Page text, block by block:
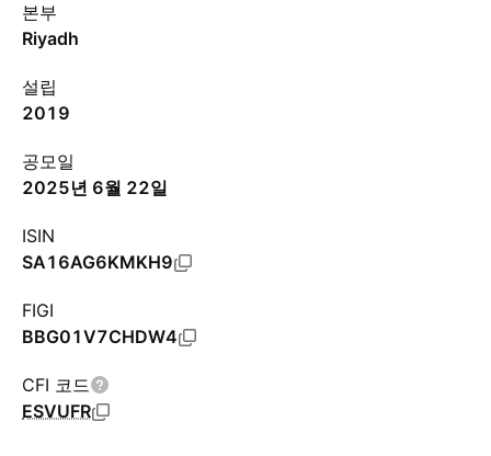
본부
Riyadh
설립
2019
공모일
2025년 6월 22일
ISIN
SA16AG6KMKH9
FIGI
BBG01V7CHDW4
CFI 코드
ESVUFR